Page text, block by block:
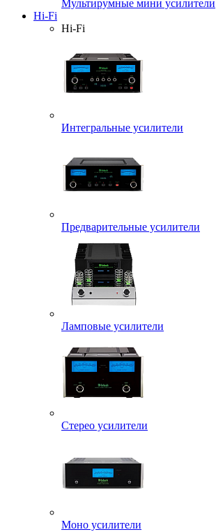
Мультирумные мини усилители
Hi-Fi
Hi-Fi
Интегральные усилители
Предварительные усилители
Ламповые усилители
Стерео усилители
Моно усилители